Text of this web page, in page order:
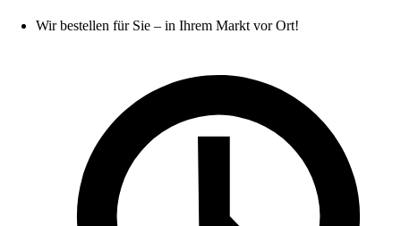
Wir bestellen für Sie – in Ihrem Markt vor Ort!